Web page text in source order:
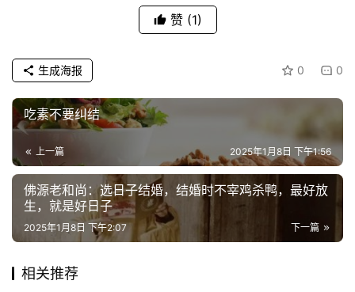
僧
访
心
乐
菩
提
专
赞 (1)
0 0
生成海报
吃素不要纠结
上一篇 2025年1月8日 下午1:56
佛源老和尚：选日子结婚，结婚时不宰鸡杀鸭，最好放
生，就是好日子
下一篇
2025年1月8日 下午2:07
相关推荐